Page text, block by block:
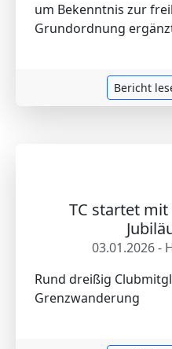
um Bekenntnis zur
Grundordnung
Bericht
TC startet
03.01.2026 -
Rund dreißig
Grenzwanderung